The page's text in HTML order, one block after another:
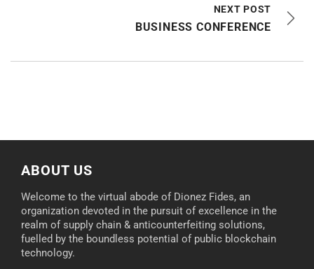
NEXT POST
BUSINESS CONFERENCE
ABOUT US
Welcome to the virtual abode of Dionez Fides, an
organization devoted in the pursuit of excellence in the
realm of supply chain & anticounterfeiting solutions,
fuelled by the boundless potential of public blockchain
technology.